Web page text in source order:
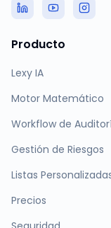
Producto
Lexy IA
Motor Matemático
Workflow de
Gestión de Riesgos
Listas
Precios